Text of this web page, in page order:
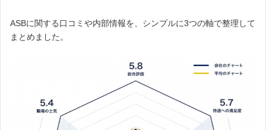
ASBに関する口コミや内部情報を、シンプルに3つの軸で整理して
まとめました。